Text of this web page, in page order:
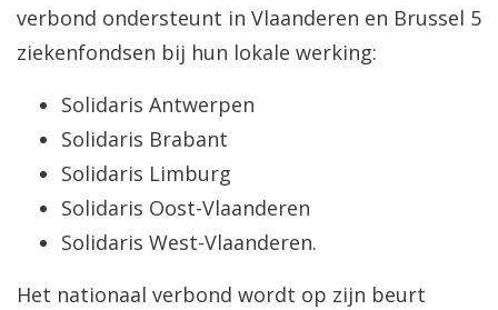
verbond ondersteunt in Vlaanderen en Brussel 5
ziekenfondsen bij hun lokale werking:
Solidaris Antwerpen
Solidaris Brabant
Solidaris Limburg
Solidaris Oost-Vlaanderen
Solidaris West-Vlaanderen.
Het nationaal verbond wordt op zijn beurt